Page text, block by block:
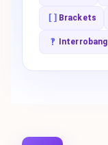
[] Brackets
‽ Interrobang